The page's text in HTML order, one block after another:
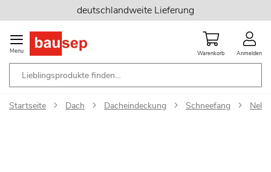
Inhalt
springen
deutschlandweite Lieferung
Menu Warenkorb Anmelden
Startseite Dach Dacheindeckung Schneefang